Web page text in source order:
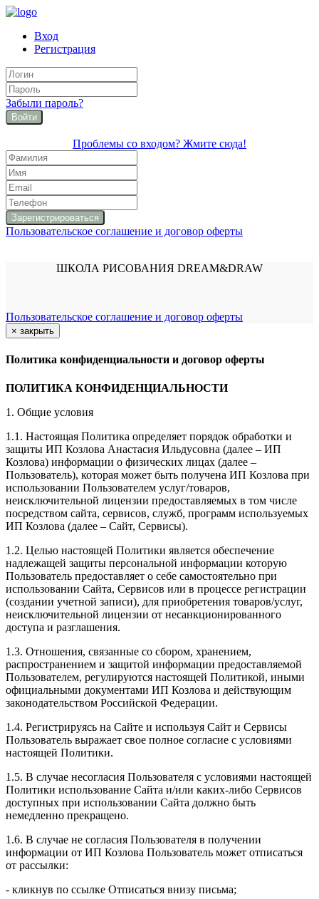
Вход
Регистрация
Забыли пароль?
Войти
Проблемы со входом? Жмите сюда!
Пользовательское соглашение и договор оферты
ШКОЛА РИСОВАНИЯ DREAM&DRAW
Пользовательское соглашение и договор оферты
× закрыть
Политика конфиденциальности и договор оферты
ПОЛИТИКА КОНФИДЕНЦИАЛЬНОСТИ
1. Общие условия
1.1. Настоящая Политика определяет порядок обработки и
защиты ИП Козлова Анастасия Ильдусовна (далее – ИП
Козлова) информации о физических лицах (далее –
Пользователь), которая может быть получена ИП Козлова при
использовании Пользователем услуг/товаров,
неисключительной лицензии предоставляемых в том числе
посредством сайта, сервисов, служб, программ используемых
ИП Козлова (далее – Сайт, Сервисы).
1.2. Целью настоящей Политики является обеспечение
надлежащей защиты персональной информации которую
Пользователь предоставляет о себе самостоятельно при
использовании Сайта, Сервисов или в процессе регистрации
(создании учетной записи), для приобретения товаров/услуг,
неисключительной лицензии от несанкционированного
доступа и разглашения.
1.3. Отношения, связанные со сбором, хранением,
распространением и защитой информации предоставляемой
Пользователем, регулируются настоящей Политикой, иными
официальными документами ИП Козловa и действующим
законодательством Российской Федерации.
1.4. Регистрируясь на Сайте и используя Сайт и Сервисы
Пользователь выражает свое полное согласие с условиями
настоящей Политики.
1.5. В случае несогласия Пользователя с условиями настоящей
Политики использование Сайта и/или каких-либо Сервисов
доступных при использовании Сайта должно быть
немедленно прекращено.
1.6. В случае не согласия Пользователя в получении
информации от ИП Козлова Пользователь может отписаться
от рассылки:
- кликнув по ссылке Отписаться внизу письма;